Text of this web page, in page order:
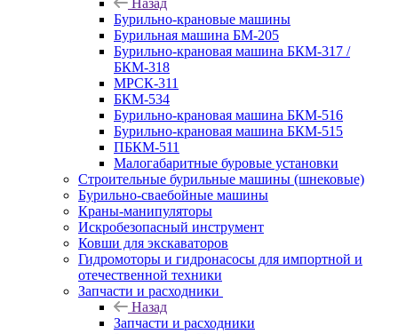
Назад
Бурильно-крановые машины
Бурильная машина БМ-205
Бурильно-крановая машина БКМ-317 /
БКМ-318
МРСК-311
БКМ-534
Бурильно-крановая машина БКМ-516
Бурильно-крановая машина БКМ-515
ПБКМ-511
Малогабаритные буровые установки
Строительные бурильные машины (шнековые)
Бурильно-сваебойные машины
Краны-манипуляторы
Искробезопасный инструмент
Ковши для экскаваторов
Гидромоторы и гидронасосы для импортной и
отечественной техники
Запчасти и расходники
Назад
Запчасти и расходники